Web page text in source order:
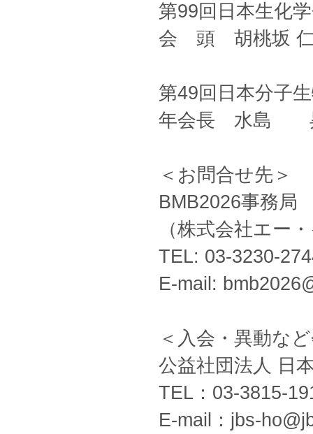
第99回日本生化
会 頭 胡桃坂
第49回日本分子
年会長 水島
＜お問合せ先＞
BMB2026事務局
（株式会社エー
TEL: 03-3230-
E-mail:
＜入会・異動な
公益社団法人 日
TEL：03-3815-
E-mail：jbs-